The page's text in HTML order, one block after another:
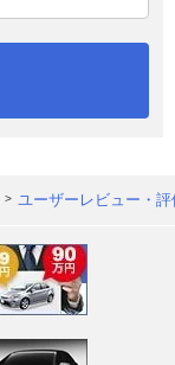
ユーザーレビュー・